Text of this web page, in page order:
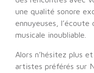
une qualité sonore
ennuyeuses,
musicale inoubliable.
Alors n’hésitez plus
artistes préférés sur